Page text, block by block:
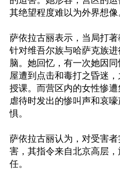
其绝望程度难以为外界想像
萨依拉古丽表示，当局打
针对维吾尔族与哈萨克族
脑。她回忆，有一次她因
屋遭到点击和毒打之昏迷
授课。而营区内的女性惨
虐待时发出的惨叫声和哀
惧。
萨依拉古丽认为，对受害
害，其指令来自北京高层
任。